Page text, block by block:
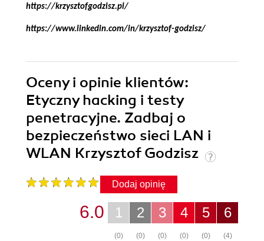
https://krzysztofgodzisz.pl/
https://www.linkedin.com/in/krzysztof-godzisz/
Oceny i opinie klientów:
Etyczny hacking i testy
penetracyjne. Zadbaj o
bezpieczeństwo sieci LAN i
WLAN Krzysztof Godzisz
Dodaj opinię
6
(4)
5
(0)
4
(0)
3
(0)
2
(0)
1
(0)
6.0